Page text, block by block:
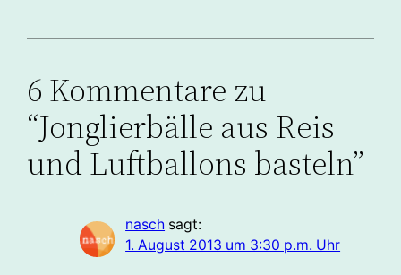
6 Kommentare zu
“Jonglierbälle aus Reis
und Luftballons basteln”
nasch sagt:
1. August 2013 um 3:30 p.m. Uhr